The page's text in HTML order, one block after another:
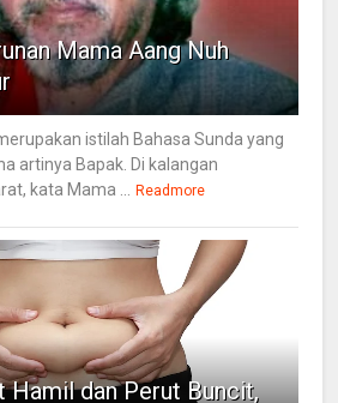
Mama Aang Nuh
istilah Bahasa Sunda yang
artinya Bapak. Di kalangan
kata Mama ...
Readmore
Hamil dan Perut Buncit,